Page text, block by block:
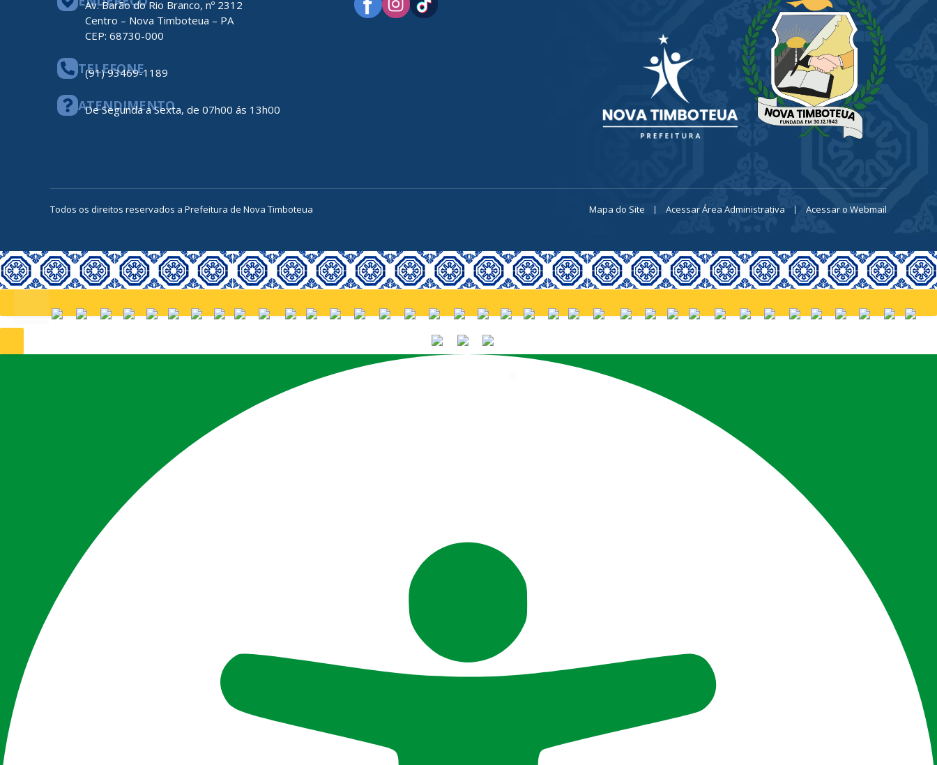
Av. Barão do Rio Branco, nº 2312
Centro – Nova Timboteua – PA
CEP: 68730-000
TELEFONE
(91) 93469-1189
ATENDIMENTO
De Segunda a Sexta, de 07h00 ás 13h00
Todos os direitos reservados a Prefeitura de Nova Timboteua Mapa do Site Acessar Área Administrativa Acessar o Webmail
PORTUGUÊS (BRASIL)